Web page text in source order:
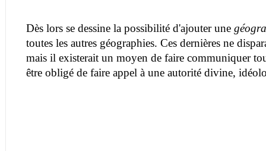
Dès lors se dessine la possibilité d'ajouter une
toutes les autres géographies. Ces dernières ne
mais il existerait un moyen de faire communiquer
être obligé de faire appel à une autorité divine,